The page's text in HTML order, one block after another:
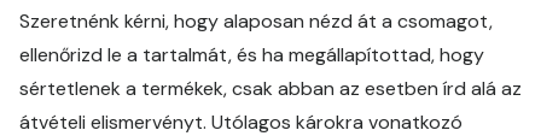
Szeretnénk kérni, hogy alaposan nézd át a csomagot,
ellenőrizd le a tartalmát, és ha megállapítottad, hogy
sértetlenek a termékek, csak abban az esetben írd alá az
átvételi elismervényt. Utólagos károkra vonatkozó